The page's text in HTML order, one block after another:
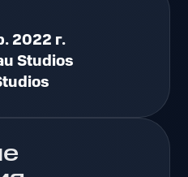
2022 г.
Studios